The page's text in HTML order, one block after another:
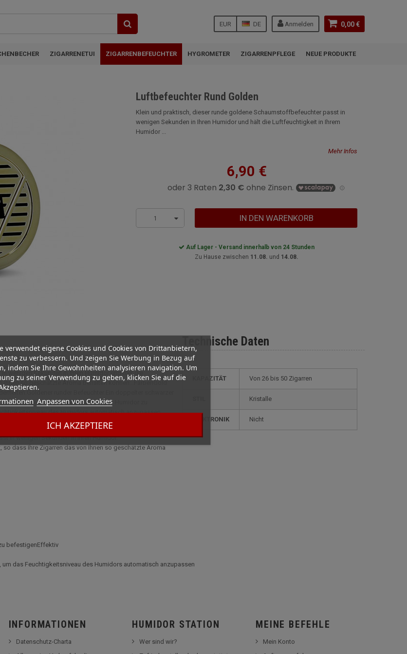
0,00 €
Anmelden
DE
EUR
ZIGARRENETUI ZIGARRENBEFEUCHTER HYGROMETER ZIGARRENPFLEGE NEUE PRODUKTE
verwendet eigene Cookies und Cookies von Drittanbietern,
zu verbessern. Und zeigen Sie Werbung in Bezug auf
indem Sie Ihre Gewohnheiten analysieren navigation. Um
zu seiner Verwendung zu geben, klicken Sie auf die
Anpassen von Cookies
ICH AKZEPTIERE
Luftbefeuchter Rund Golden
Klein und praktisch, dieser runde goldene Schaumstoffbefeuchter passt in
wenigen Sekunden in Ihren Humidor und hält die Luftfeuchtigkeit in Ihrem
Humidor ...
Mehr Infos
6,90 €
1 IN DEN WARENKORB
Auf Lager - Versand innerhalb von 24 Stunden
Zu Hause zwischen 11.08. und 14.08.
Technische Daten
KAPAZITÄT von 26 bis 50 Zigarren
kristalle
ELEKTRONIK nicht
Sekunden in Ihren Humidor und hält die
so geschätzte Aroma behalten können...FarbenGold
runder Befeuchter:Ein doppelter schwarzer
40 Zigarren, Möglichkeit, mehrere pro Humidor zu
des Humidors automatisch anzupassen
in wenigen Sekunden in Ihren Humidor.
dass Ihre Zigarren das von Ihnen so geschätzte Aroma
befestigenEffektiv
das Feuchtigkeitsniveau des Humidors automatisch anzupassen
INFORMATIONEN
Datenschutz-Charta
HUMIDOR STATION
Wer sind wir?
MEINE BEFEHLE
Mein Konto